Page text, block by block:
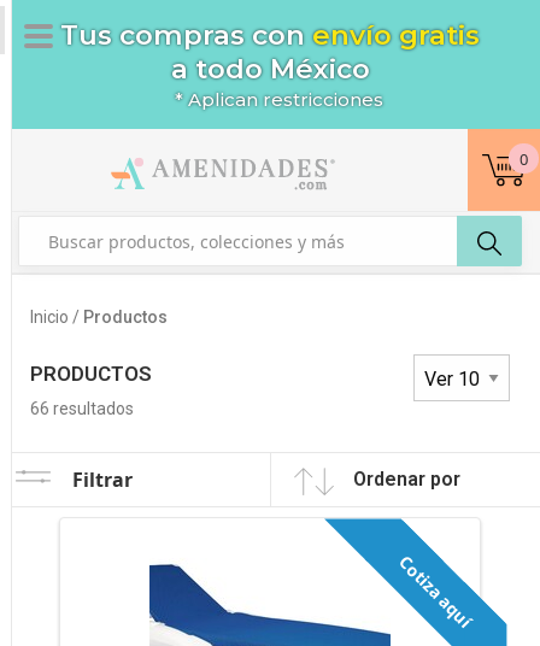
Tus compras con envío gratis
a todo México
* Aplican restricciones
0
Inicio / Productos
PRODUCTOS
66 resultados
Filtrar Ordenar por
Cotiza aquí